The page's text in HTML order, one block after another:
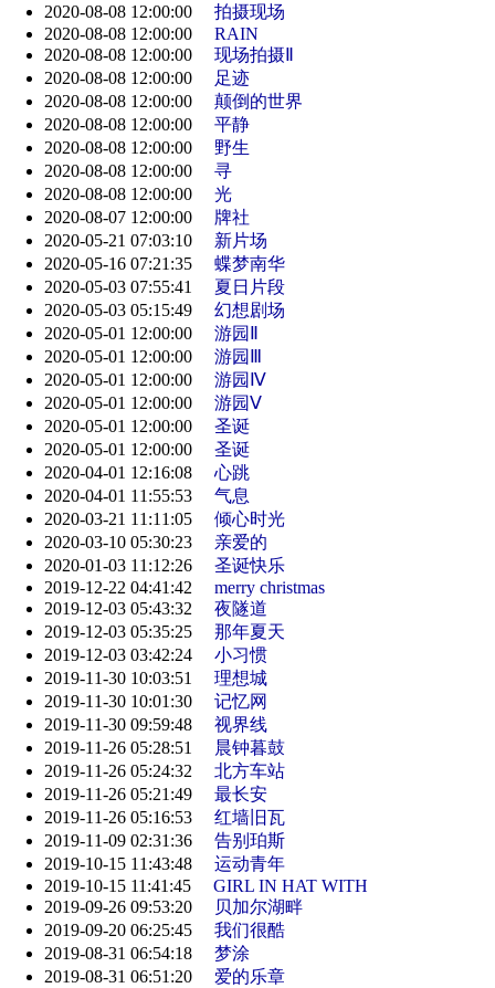
2020-08-08 12:00:00
拍摄现场
2020-08-08 12:00:00
RAIN
2020-08-08 12:00:00
现场拍摄Ⅱ
2020-08-08 12:00:00
足迹
2020-08-08 12:00:00
颠倒的世界
2020-08-08 12:00:00
平静
2020-08-08 12:00:00
野生
2020-08-08 12:00:00
寻
2020-08-08 12:00:00
光
2020-08-07 12:00:00
牌社
2020-05-21 07:03:10
新片场
2020-05-16 07:21:35
蝶梦南华
2020-05-03 07:55:41
夏日片段
2020-05-03 05:15:49
幻想剧场
2020-05-01 12:00:00
游园Ⅱ
2020-05-01 12:00:00
游园Ⅲ
2020-05-01 12:00:00
游园Ⅳ
2020-05-01 12:00:00
游园Ⅴ
2020-05-01 12:00:00
圣诞
2020-05-01 12:00:00
圣诞
2020-04-01 12:16:08
心跳
2020-04-01 11:55:53
气息
2020-03-21 11:11:05
倾心时光
2020-03-10 05:30:23
亲爱的
2020-01-03 11:12:26
圣诞快乐
2019-12-22 04:41:42
merry christmas
2019-12-03 05:43:32
夜隧道
2019-12-03 05:35:25
那年夏天
2019-12-03 03:42:24
小习惯
2019-11-30 10:03:51
理想城
2019-11-30 10:01:30
记忆网
2019-11-30 09:59:48
视界线
2019-11-26 05:28:51
晨钟暮鼓
2019-11-26 05:24:32
北方车站
2019-11-26 05:21:49
最长安
2019-11-26 05:16:53
红墙旧瓦
2019-11-09 02:31:36
告别珀斯
2019-10-15 11:43:48
运动青年
2019-10-15 11:41:45
GIRL IN HAT WITH
2019-09-26 09:53:20
贝加尔湖畔
2019-09-20 06:25:45
我们很酷
2019-08-31 06:54:18
梦涂
2019-08-31 06:51:20
爱的乐章